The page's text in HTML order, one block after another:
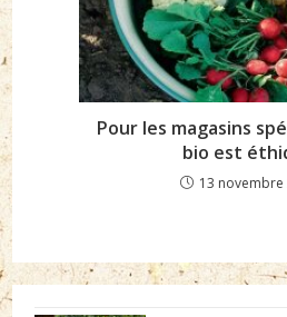
Pour les magasins
bio est
13 novembre